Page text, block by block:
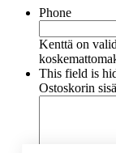
Phone
Kenttä on
This field is
Ostoskorin